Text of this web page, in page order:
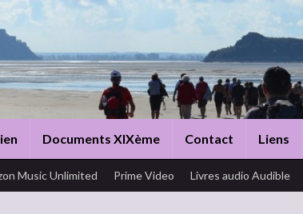
Documents XIXème Contact Liens
Music Unlimited Prime Video Livres audio Audible